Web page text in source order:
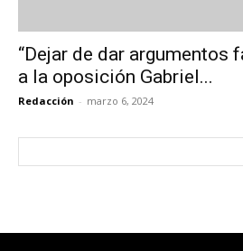
“Dejar de dar argumentos
a la oposición Gabriel...
Redacción - marzo 6, 2024